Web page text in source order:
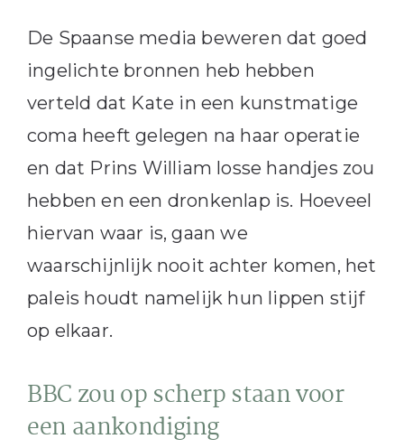
De Spaanse media beweren dat goed
ingelichte bronnen heb hebben
verteld dat Kate in een kunstmatige
coma heeft gelegen na haar operatie
en dat Prins William losse handjes zou
hebben en een dronkenlap is. Hoeveel
hiervan waar is, gaan we
waarschijnlijk nooit achter komen, het
paleis houdt namelijk hun lippen stijf
op elkaar.
BBC zou op scherp staan voor
een aankondiging